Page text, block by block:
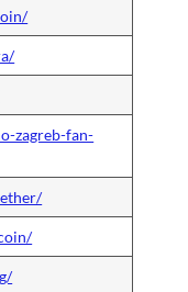
zagreb-fan-